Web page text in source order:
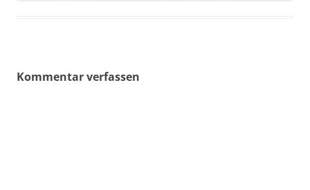
Kommentar verfassen